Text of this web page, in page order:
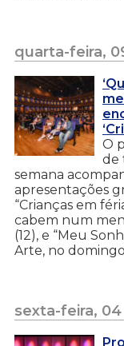
quarta-feira,
O
de
semana
apresentações
“Crianças em
cabem num
(12), e “Meu
Arte, no
sexta-feira,